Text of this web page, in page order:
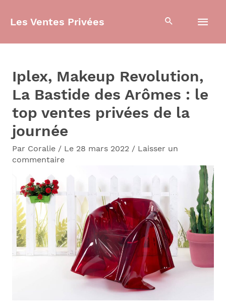
Les Ventes Privées
Iplex, Makeup Revolution,
La Bastide des Arômes : le
top ventes privées de la
journée
Par Coralie / Le 28 mars 2022 / Laisser un
commentaire